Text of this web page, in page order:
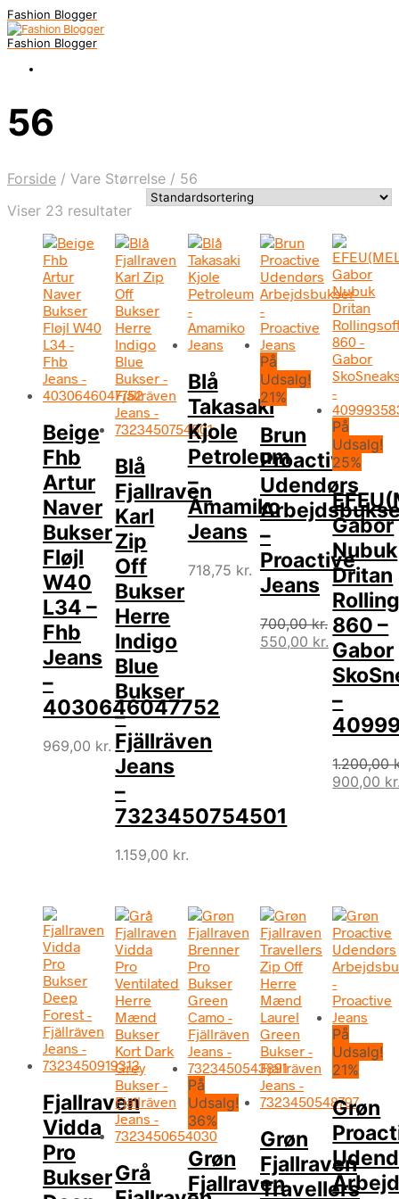
Fashion Blogger
Fashion Blogger
56
Forside / Vare Størrelse / 56
Viser 23 resultater
Beige
Fhb
Artur
Naver
Bukser
Fløjl
W40
L34 –
Fhb
Jeans
–
4030646047752
969,00 kr.
Blå
Fjallraven
Karl
Zip
Off
Bukser
Herre
Indigo
Blue
Bukser
–
Fjällräven
Jeans
–
7323450754501
1.159,00 kr.
Blå
Takasaki
Kjole
Petroleum
–
Amamiko
Jeans
718,75 kr.
På
Udsalg!
21%
Brun
Proactive
Udendørs
–
Proactive
Jeans
700,00kr.
Den
oprindelige
550,00 kr.
På
Udsalg!
25%
Gabor
Nubuk
Dritan
860 –
Gabor
–
1.200,00
Den
900,00
Fjallraven
Vidda
Pro
BukserGrå
På
Udsalg!
36%
Grøn
Fjallraven
Grøn
Fjallraven
Travellers
På
Udsalg!
21%
Grøn